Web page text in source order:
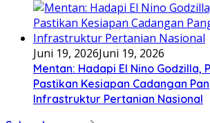
Juni 19, 2026Juni 19, 2026
Mentan: Hadapi El Nino Godzilla,
Pastikan Kesiapan Cadangan
Infrastruktur Pertanian Nasional